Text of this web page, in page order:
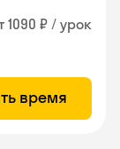
1090 ₽ / урок
время